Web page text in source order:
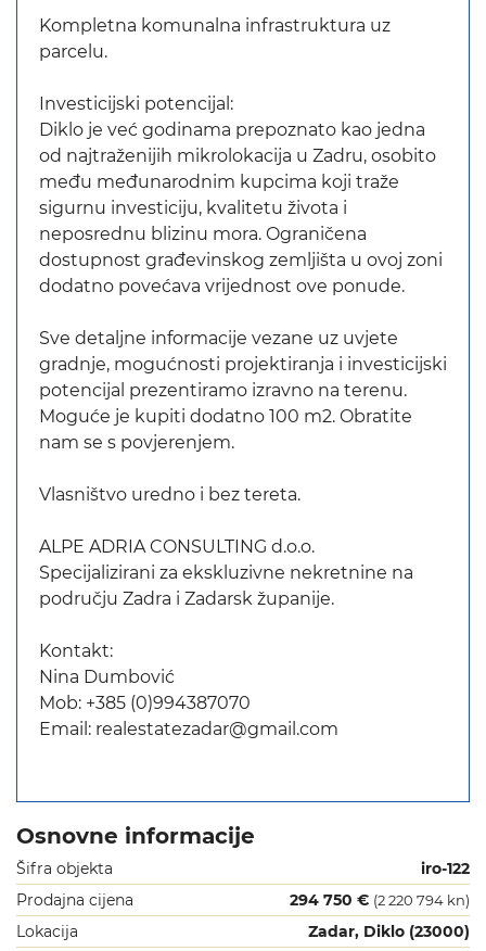
Kompletna komunalna infrastruktura uz
parcelu.
Investicijski potencijal:
Diklo je već godinama prepoznato kao jedna
od najtraženijih mikrolokacija u Zadru, osobito
među međunarodnim kupcima koji traže
sigurnu investiciju, kvalitetu života i
neposrednu blizinu mora. Ograničena
dostupnost građevinskog zemljišta u ovoj zoni
dodatno povećava vrijednost ove ponude.
Sve detaljne informacije vezane uz uvjete
gradnje, mogućnosti projektiranja i investicijski
potencijal prezentiramo izravno na terenu.
Moguće je kupiti dodatno 100 m2. Obratite
nam se s povjerenjem.
Vlasništvo uredno i bez tereta.
ALPE ADRIA CONSULTING d.o.o.
Specijalizirani za ekskluzivne nekretnine na
području Zadra i Zadarsk županije.
Kontakt:
Nina Dumbović
Mob: +385 (0)994387070
Email: realestatezadar@gmail.com
Osnovne informacije
Šifra objekta
iro-122
Prodajna cijena
294 750 € (2 220 794 kn)
Lokacija
Zadar, Diklo (23000)